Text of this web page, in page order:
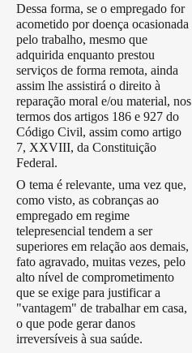
Dessa forma, se o empregado for
acometido por doença ocasionada
pelo trabalho, mesmo que
adquirida enquanto prestou
serviços de forma remota, ainda
assim lhe assistirá o direito à
reparação moral e/ou material, nos
termos dos artigos 186 e 927 do
Código Civil, assim como artigo
7, XXVIII, da Constituição
Federal.
O tema é relevante, uma vez que,
como visto, as cobranças ao
empregado em regime
telepresencial tendem a ser
superiores em relação aos demais,
fato agravado, muitas vezes, pelo
alto nível de comprometimento
que se exige para justificar a
"vantagem" de trabalhar em casa,
o que pode gerar danos
irreversíveis à sua saúde.